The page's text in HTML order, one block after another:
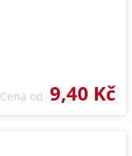
Cena od 9,40 Kč